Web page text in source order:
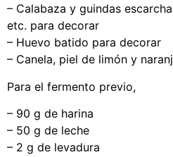
– Calabaza y guindas
etc. para decorar
– Huevo batido para decorar
– Canela, piel de limón y
Para el fermento previo,
– 90 g de harina
– 50 g de leche
– 2 g de levadura